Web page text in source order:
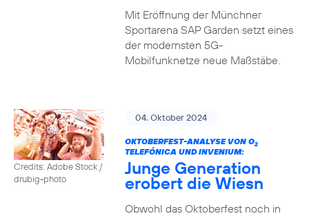
Mit Eröffnung der Münchner
Sportarena SAP Garden setzt eines
der modernsten 5G-
Mobilfunknetze neue Maßstäbe.
Credits: Adobe Stock /
drubig-photo
04. Oktober 2024
OKTOBERFEST-ANALYSE VON O2
TELEFÓNICA UND INVENIUM:
Junge Generation
erobert die Wiesn
Obwohl das Oktoberfest noch in